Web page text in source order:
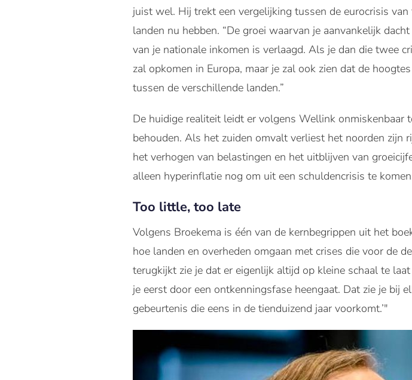
juist wel. Hij trekt een vergelijking tussen de eurocrisis
landen nu hebben. “De groei waarvan je aanvankelijk
van je nationale inkomen is verlaagd. Als je dan die twee
zal opkomen in Europa, maar je zal ook zien dat de
tussen de verschillende landen.”
De huidige realiteit leidt er volgens Wellink
behouden. Als het zuiden omvalt verliest het noorden zijn
het verhogen van belastingen en het uitblijven van
alleen hyperinflatie nog om uit een schuldencrisis te
Too little, too late
Volgens Broekema is één van de kernbegrippen uit het
hoe landen en overheden omgaan met crises die voor de
terugkijkt zie je dat er eigenlijk altijd op kleine schaal te
je eerst door een ontkenningsfase heengaat. Dat zie je bij
gebeurtenis die eens in de tienduizend jaar voorkomt.’"